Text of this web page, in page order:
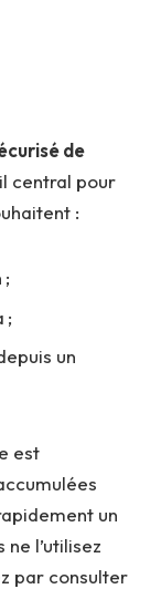
de
central pour
:
;
un
est
un
l’utilisez
par consulter